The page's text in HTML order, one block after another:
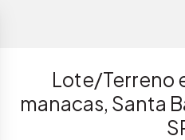
Lote/Terreno
manacas, Santa